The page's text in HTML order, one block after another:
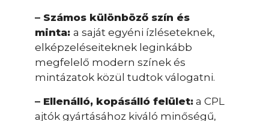
– Számos különböző szín és
minta: a saját egyéni ízléseteknek,
elképzeléseiteknek leginkább
megfelelő modern színek és
mintázatok közül tudtok válogatni.
– Ellenálló, kopásálló felület: a CPL
ajtók gyártásához kiváló minőségű,